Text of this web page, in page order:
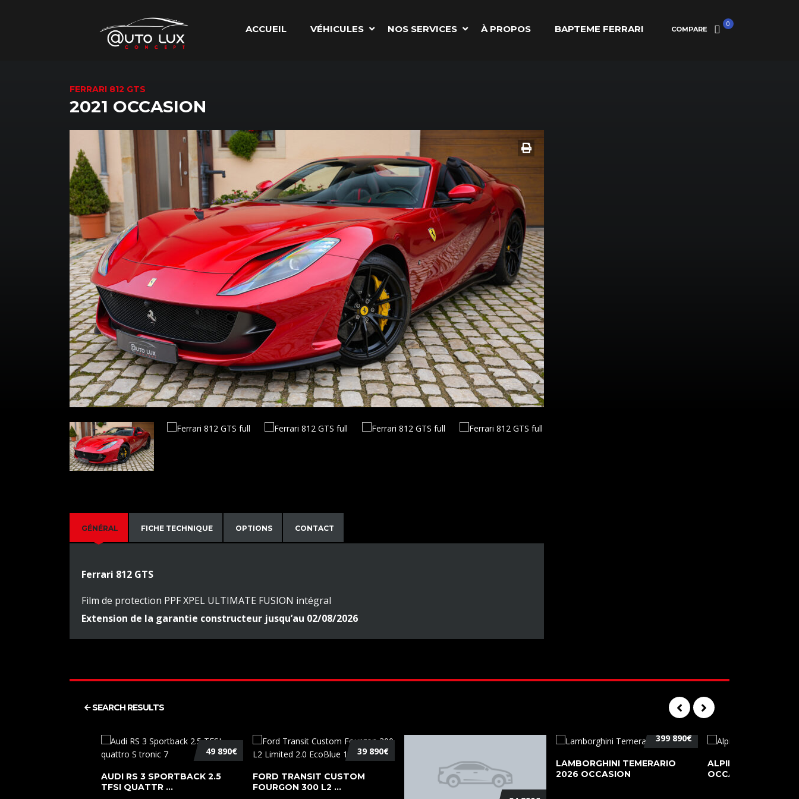
COMPARE
0
ACCUEIL VÉHICULES NOS SERVICES À PROPOS BAPTEME FERRARI
FERRARI 812 GTS
2021 OCCASION
GÉNÉRAL FICHE TECHNIQUE OPTIONS CONTACT
Ferrari 812 GTS
Film de protection PPF XPEL ULTIMATE FUSION intégral
Extension de la garantie constructeur jusqu’au 02/08/2026
SEARCH RESULTS
49 890€
AUDI RS 3 SPORTBACK 2.5
TFSI QUATTR ...
39 890€
FORD TRANSIT CUSTOM
FOURGON 300 L2 ...
399 890€
LAMBORGHINI TEMERARIO
2026 OCCASION
ALPINE A110 PURE
OCCASION